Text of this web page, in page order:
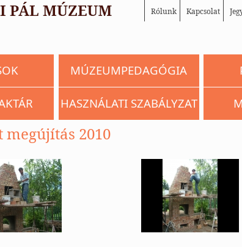
Rólunk Kapcsolat
MÚZEUMPEDAGÓGIA
HASZNÁLATI SZABÁLYZAT
2010